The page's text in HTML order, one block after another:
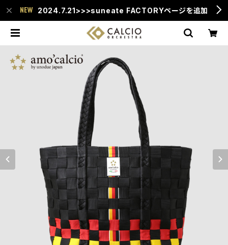
2024.7.21>>>suneate FACTORYページを追加